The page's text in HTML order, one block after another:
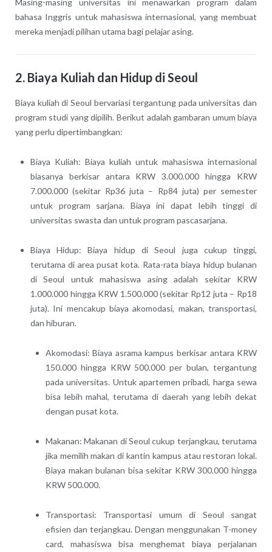
Masing-masing universitas ini menawarkan program dalam
bahasa Inggris untuk mahasiswa internasional, yang membuat
mereka menjadi pilihan utama bagi pelajar asing.
2. Biaya Kuliah dan Hidup di Seoul
Biaya kuliah di Seoul bervariasi tergantung pada universitas dan
program studi yang dipilih. Berikut adalah gambaran umum biaya
yang perlu dipertimbangkan:
Biaya Kuliah: Biaya kuliah untuk mahasiswa internasional
biasanya berkisar antara KRW 3.000.000 hingga KRW
7.000.000 (sekitar Rp36 juta – Rp84 juta) per semester
untuk program sarjana. Biaya ini dapat lebih tinggi di
universitas swasta dan untuk program pascasarjana.
Biaya Hidup: Biaya hidup di Seoul juga cukup tinggi,
terutama di area pusat kota. Rata-rata biaya hidup bulanan
di Seoul untuk mahasiswa asing adalah sekitar KRW
1.000.000 hingga KRW 1.500.000 (sekitar Rp12 juta – Rp18
juta). Ini mencakup biaya akomodasi, makan, transportasi,
dan hiburan.
Akomodasi: Biaya asrama kampus berkisar antara KRW
150.000 hingga KRW 500.000 per bulan, tergantung
pada universitas. Untuk apartemen pribadi, harga sewa
bisa lebih mahal, terutama di daerah yang lebih dekat
dengan pusat kota.
Makanan: Makanan di Seoul cukup terjangkau, terutama
jika memilih makan di kantin kampus atau restoran lokal.
Biaya makan bulanan bisa sekitar KRW 300.000 hingga
KRW 500.000.
Transportasi: Transportasi umum di Seoul sangat
efisien dan terjangkau. Dengan menggunakan T-money
card, mahasiswa bisa menghemat biaya perjalanan